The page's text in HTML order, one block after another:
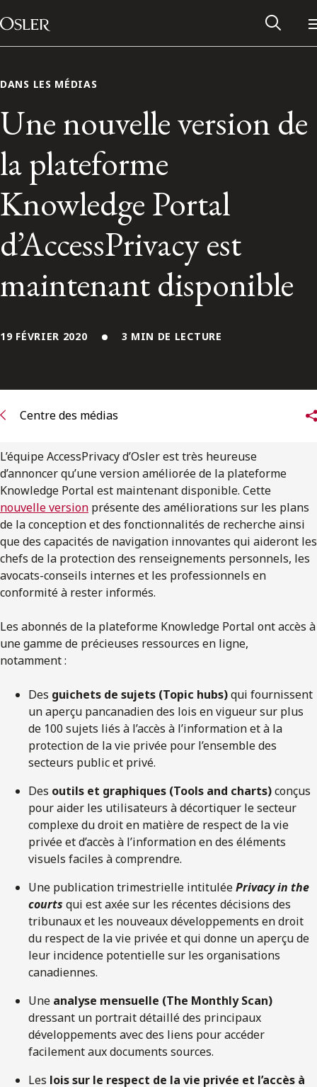
Passer au contenu
Main Navigation
Contactez-nous
S’abonner
DANS LES MÉDIAS
Une nouvelle version de
la plateforme
Knowledge Portal
d’AccessPrivacy est
maintenant disponible
19 FÉVRIER 2020 3 MIN DE LECTURE
Centre des médias
L’équipe AccessPrivacy d’Osler est très heureuse
d’annoncer qu’une version améliorée de la plateforme
Knowledge Portal est maintenant disponible. Cette
nouvelle version présente des améliorations sur les plans
de la conception et des fonctionnalités de recherche ainsi
que des capacités de navigation innovantes qui aideront les
chefs de la protection des renseignements personnels, les
avocats-conseils internes et les professionnels en
conformité à rester informés.
Les abonnés de la plateforme Knowledge Portal ont accès à
une gamme de précieuses ressources en ligne,
notamment :
Des guichets de sujets (Topic hubs)qui fournissent
un aperçu pancanadien des lois en vigueur sur plus
de 100 sujets liés à l’accès à l’information et à la
protection de la vie privée pour l’ensemble des
secteurs public et privé.
Des outils et graphiques (Tools and charts)conçus
pour aider les utilisateurs à décortiquer le secteur
complexe du droit en matière de respect de la vie
privée et d’accès à l’information en des éléments
visuels faciles à comprendre.
Une publication trimestrielle intituléePrivacy in the
courts qui est axée sur les récentes décisions des
tribunaux et les nouveaux développements en droit
du respect de la vie privée et qui donne un aperçu de
leur incidence potentielle sur les organisations
canadiennes.
Une analyse mensuelle (The Monthly Scan)
dressant un portrait détaillé des principaux
développements avec des liens pour accéder
facilement aux documents sources.
Les lois sur le respect de la vie privée et l’accès à